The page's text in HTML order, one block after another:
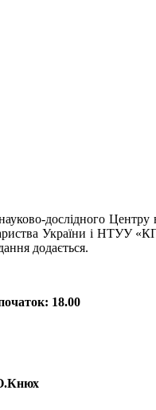
дослідного
України і НТУУ
додається.
18.00